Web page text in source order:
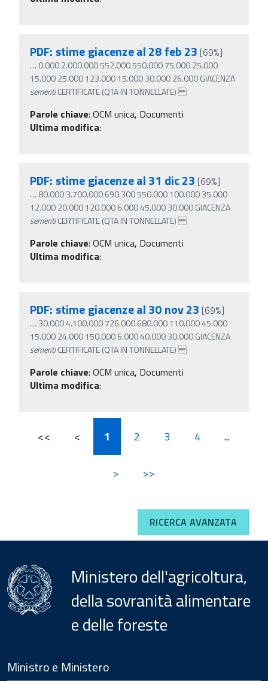
PDF: stime giacenze al 28 feb 23 [69%]
… 0.000 2.000.000 552.000 550.000 75.000 25.000
15.000 25.000 123.000 15.000 30.000 26.000 GIACENZA
sementiCERTIFICATE (QTA IN TONNELLATE)
Parole chiave: OCM unica, Documenti
Ultima modifica:
PDF: stime giacenze al 31 dic 23 [69%]
… 80.000 3.700.000 690.300 550.000 100.000 35.000
12.000 20.000 120.000 6.000 45.000 30.000 GIACENZA
sementiCERTIFICATE (QTA IN TONNELLATE)
Parole chiave: OCM unica, Documenti
Ultima modifica:
PDF: stime giacenze al 30 nov 23 [69%]
… 30.000 4.100.000 726.000 680.000 110.000 45.000
15.000 24.000 150.000 6.000 40.000 30.000 GIACENZA
sementiCERTIFICATE (QTA IN TONNELLATE)
Parole chiave: OCM unica, Documenti
Ultima modifica:
<< < 1 2 3 4 ...
> >>
RICERCA AVANZATA
Ministero dell'agricoltura,
della sovranità alimentare
e delle foreste
Footer
Ministro e Ministero